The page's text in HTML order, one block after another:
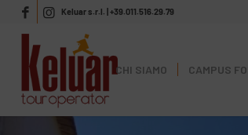
Keluar s.r.l. | +39.011.516.29.79
CHI SIAMO CAMPUS